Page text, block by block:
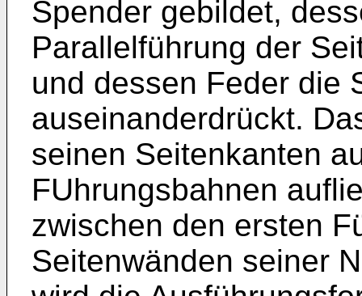
Spender gebildet,
Parallelführung der
und dessen Feder die
auseinanderdrückt.
seinen Seitenkanten
FUhrungsbahnen
zwischen den ersten
Seitenwänden seiner